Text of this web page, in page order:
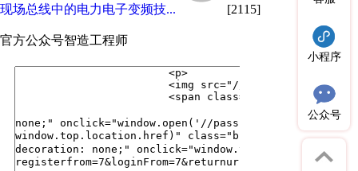
现场总线中的电力电子变频技... [2115]
官方公众号智造工程师
小程序
公众号